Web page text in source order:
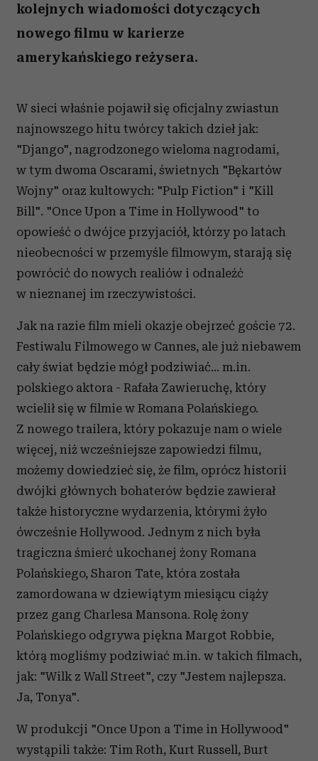
kolejnych wiadomości dotyczących
nowego filmu w karierze
amerykańskiego reżysera.
W sieci właśnie pojawił się oficjalny zwiastun
najnowszego hitu twórcy takich dzieł jak:
"Django", nagrodzonego wieloma nagrodami,
w tym dwoma Oscarami, świetnych "Bękartów
Wojny" oraz kultowych: "Pulp Fiction" i "Kill
Bill". "Once Upon a Time in Hollywood" to
opowieść o dwójce przyjaciół, którzy po latach
nieobecności w przemyśle filmowym, starają się
powrócić do nowych realiów i odnaleźć
w nieznanej im rzeczywistości.
Jak na razie film mieli okazje obejrzeć goście 72.
Festiwalu Filmowego w Cannes, ale już niebawem
cały świat będzie mógł podziwiać... m.in.
polskiego aktora - Rafała Zawieruchę, który
wcielił się w filmie w Romana Polańskiego.
Z nowego trailera, który pokazuje nam o wiele
więcej, niż wcześniejsze zapowiedzi filmu,
możemy dowiedzieć się, że film, oprócz historii
dwójki głównych bohaterów będzie zawierał
także historyczne wydarzenia, którymi żyło
ówcześnie Hollywood. Jednym z nich była
tragiczna śmierć ukochanej żony Romana
Polańskiego, Sharon Tate, która została
zamordowana w dziewiątym miesiącu ciąży
przez gang Charlesa Mansona. Rolę żony
Polańskiego odgrywa piękna Margot Robbie,
którą mogliśmy podziwiać m.in. w takich filmach,
jak: "Wilk z Wall Street", czy "Jestem najlepsza.
Ja, Tonya".
W produkcji "Once Upon a Time in Hollywood"
wystąpili także: Tim Roth, Kurt Russell, Burt